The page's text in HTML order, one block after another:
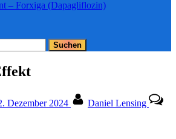
– Forxiga (Dapagliflozin)
Dezember 2024
Daniel Lensing